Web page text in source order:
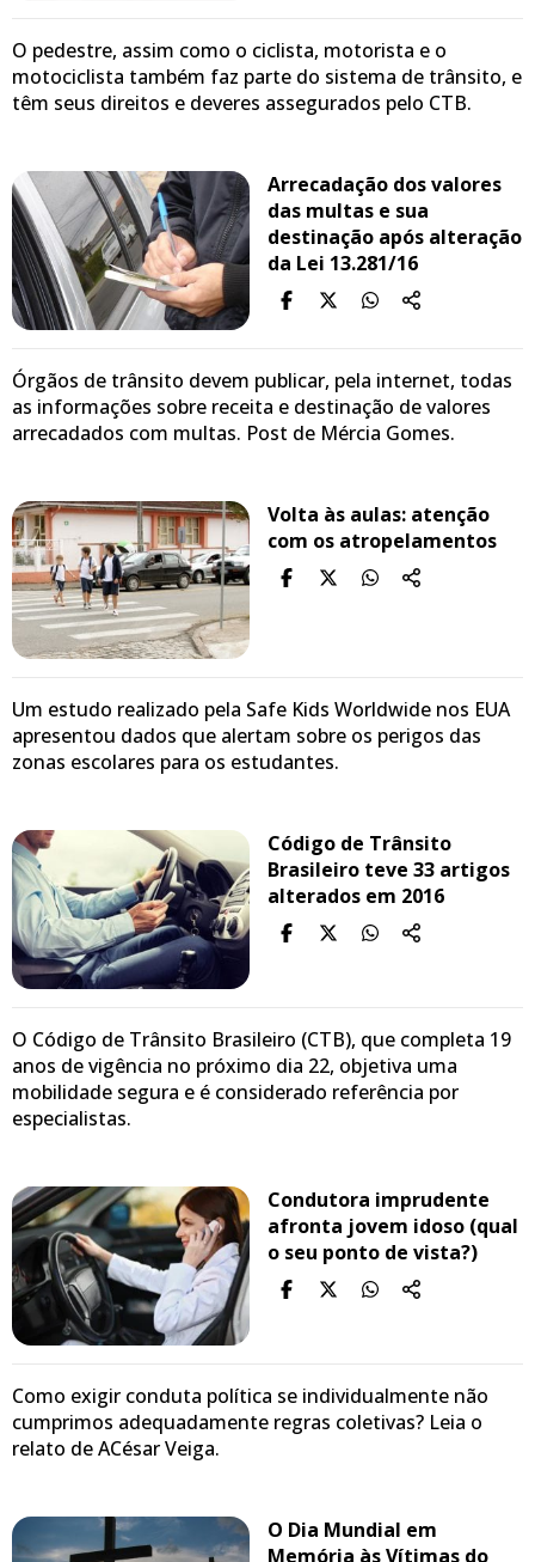
O pedestre, assim como o ciclista, motorista e o
motociclista também faz parte do sistema de trânsito, e
têm seus direitos e deveres assegurados pelo CTB.
Arrecadação dos valores
das multas e sua
destinação após alteração
da Lei 13.281/16
Órgãos de trânsito devem publicar, pela internet, todas
as informações sobre receita e destinação de valores
arrecadados com multas. Post de Mércia Gomes.
Volta às aulas: atenção
com os atropelamentos
Um estudo realizado pela Safe Kids Worldwide nos EUA
apresentou dados que alertam sobre os perigos das
zonas escolares para os estudantes.
Código de Trânsito
Brasileiro teve 33 artigos
alterados em 2016
O Código de Trânsito Brasileiro (CTB), que completa 19
anos de vigência no próximo dia 22, objetiva uma
mobilidade segura e é considerado referência por
especialistas.
Condutora imprudente
afronta jovem idoso (qual
o seu ponto de vista?)
Como exigir conduta política se individualmente não
cumprimos adequadamente regras coletivas? Leia o
relato de ACésar Veiga.
O Dia Mundial em
Memória às Vítimas do